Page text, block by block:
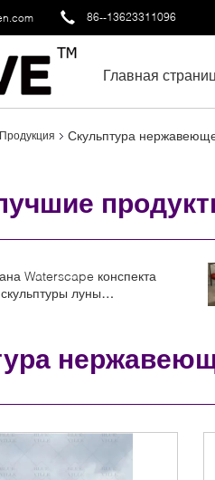
86--13623311096
Главная
Продукция Скульптура
Waterscape конспекта
луны